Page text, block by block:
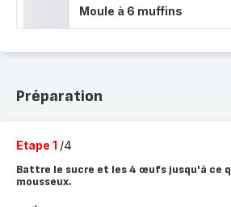
Moule à 6 muffins
Préparation
Etape 1 /4
Battre le sucre et les 4 œufs jusqu'à ce
mousseux.